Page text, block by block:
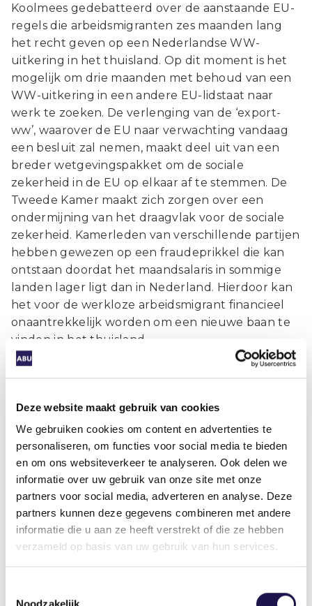
Deze website maakt gebruik van cookies
We gebruiken cookies om content en advertenties te
personaliseren, om functies voor social media te bieden
en om ons websiteverkeer te analyseren. Ook delen we
informatie over uw gebruik van onze site met onze
partners voor social media, adverteren en analyse. Deze
partners kunnen deze gegevens combineren met andere
informatie die u aan ze heeft verstrekt of die ze hebben
verzameld op basis van uw gebruik van hun services.
Noodzakelijk
Koolmees gedebatteerd over de aanstaande EU-
regels die arbeidsmigranten zes maanden lang
het recht geven op een Nederlandse WW-
uitkering in het thuisland. Op dit moment is het
mogelijk om drie maanden met behoud van een
WW-uitkering in een andere EU-lidstaat naar
werk te zoeken. De verlenging van de ‘export-
ww’, waarover de EU naar verwachting vandaag
een besluit zal nemen, maakt deel uit van een
breder wetgevingspakket om de sociale
zekerheid in de EU op elkaar af te stemmen. De
Tweede Kamer maakt zich zorgen over een
ondermijning van het draagvlak voor de sociale
zekerheid. Kamerleden van verschillende partijen
hebben gewezen op een fraudeprikkel die kan
ontstaan doordat het maandsalaris in sommige
landen lager ligt dan in Nederland. Hierdoor kan
het voor de werkloze arbeidsmigrant financieel
onaantrekkelijk worden om een nieuwe baan te
vinden in het thuisland.
Ook het kabinet is tegen het plan van de EU.
aangegeven dat hij exportfraude wil voorkomen
door de controle en handhaving te verbeteren.
In Nederland en het thuisland. In een pilot van
het UWV wordt op dit moment al onderzocht of
een controle bij de ex-werkgever op de
verwijtbaarheid van de werkloosheid, het UWV
helpt in het beter beoordelen of de werknemer
terecht een WW-uitkering aanvraagt. De ABU is
actief betrokken bij de pilot om door
samenwerking tussen uitzendondernemingen en
kunnen bestrijden.